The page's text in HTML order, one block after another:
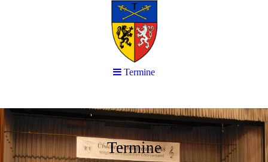
Termine
Termine